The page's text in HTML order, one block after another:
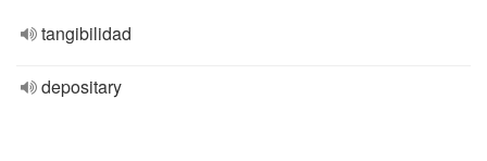
tangibilidad
depositary